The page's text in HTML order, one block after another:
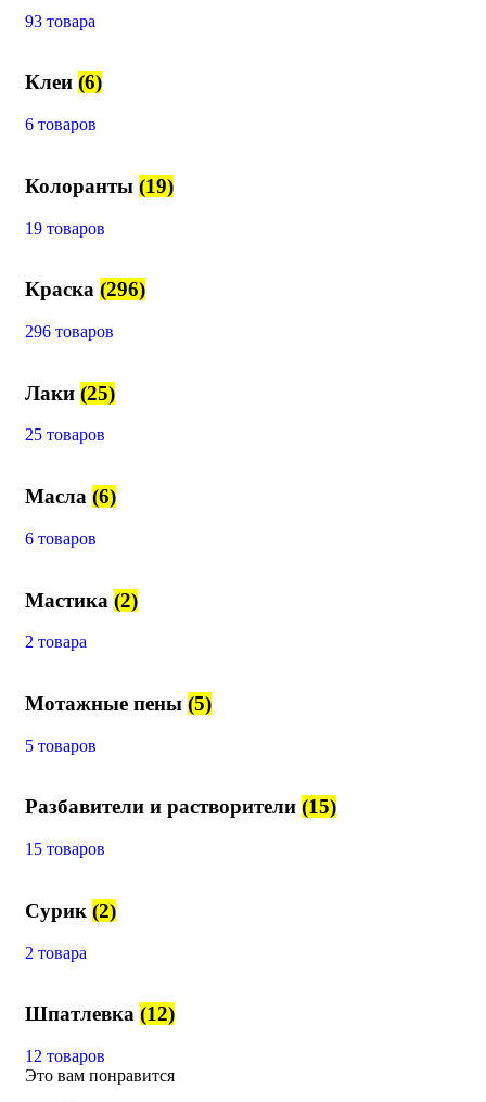
93 товара
Клеи (6)
6 товаров
Колоранты (19)
19 товаров
Краска (296)
296 товаров
Лаки (25)
25 товаров
Масла (6)
6 товаров
Мастика (2)
2 товара
Мотажные пены (5)
5 товаров
Разбавители и растворители (15)
15 товаров
Сурик (2)
2 товара
Шпатлевка (12)
12 товаров
Это вам понравится